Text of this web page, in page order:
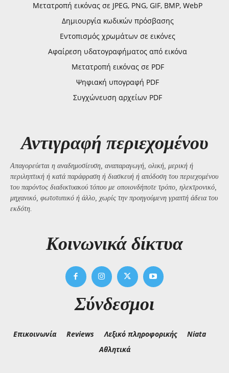
Μετατροπή εικόνας σε JPEG, PNG, GIF, BMP, WebP
Δημιουργία κωδικών πρόσβασης
Εντοπισμός χρωμάτων σε εικόνες
Αφαίρεση υδατογραφήματος από εικόνα
Μετατροπή εικόνας σε PDF
Ψηφιακή υπογραφή PDF
Συγχώνευση αρχείων PDF
Αντιγραφή περιεχομένου
Απαγορεύεται η αναδημοσίευση, αναπαραγωγή, ολική, μερική ή
περιληπτική ή κατά παράφραση ή διασκευή ή απόδοση του περιεχομένου
του παρόντος διαδικτυακού τόπου με οποιονδήποτε τρόπο, ηλεκτρονικό,
μηχανικό, φωτοτυπικό ή άλλο, χωρίς την προηγούμενη γραπτή άδεια του
εκδότη.
Kοινωνικά δίκτυα
Σύνδεσμοι
Επικοινωνία Reviews Λεξικό πληροφορικής
Niata
Αθλητικά